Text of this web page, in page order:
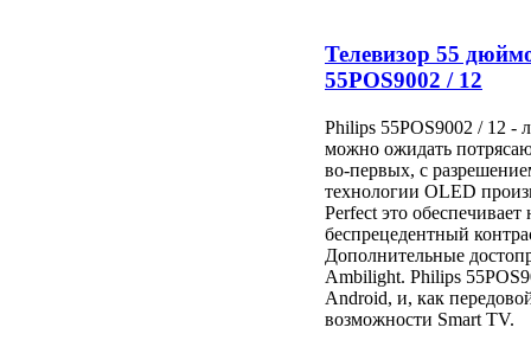
Телевизор 55
55POS9002 / 12
Philips 55POS9002 / 12 -
можно ожидать
во-первых, с
технологии OLED
Perfect это
беспрецедентный
Дополнительные
Ambilight. Philips
Android, и, как
возможности Smart TV.